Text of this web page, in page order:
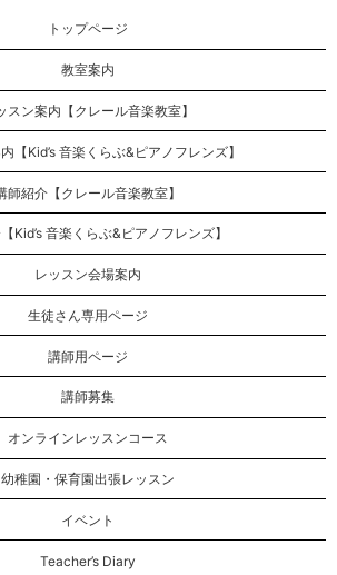
トップページ
教室案内
スン案内【クレール音楽教室】
【Kid’s 音楽くらぶ&ピアノフレンズ】
師紹介【クレール音楽教室】
Kid’s 音楽くらぶ&ピアノフレンズ】
レッスン会場案内
生徒さん専用ページ
講師用ページ
講師募集
オンラインレッスンコース
幼稚園・保育園出張レッスン
イベント
Teacher’s Diary